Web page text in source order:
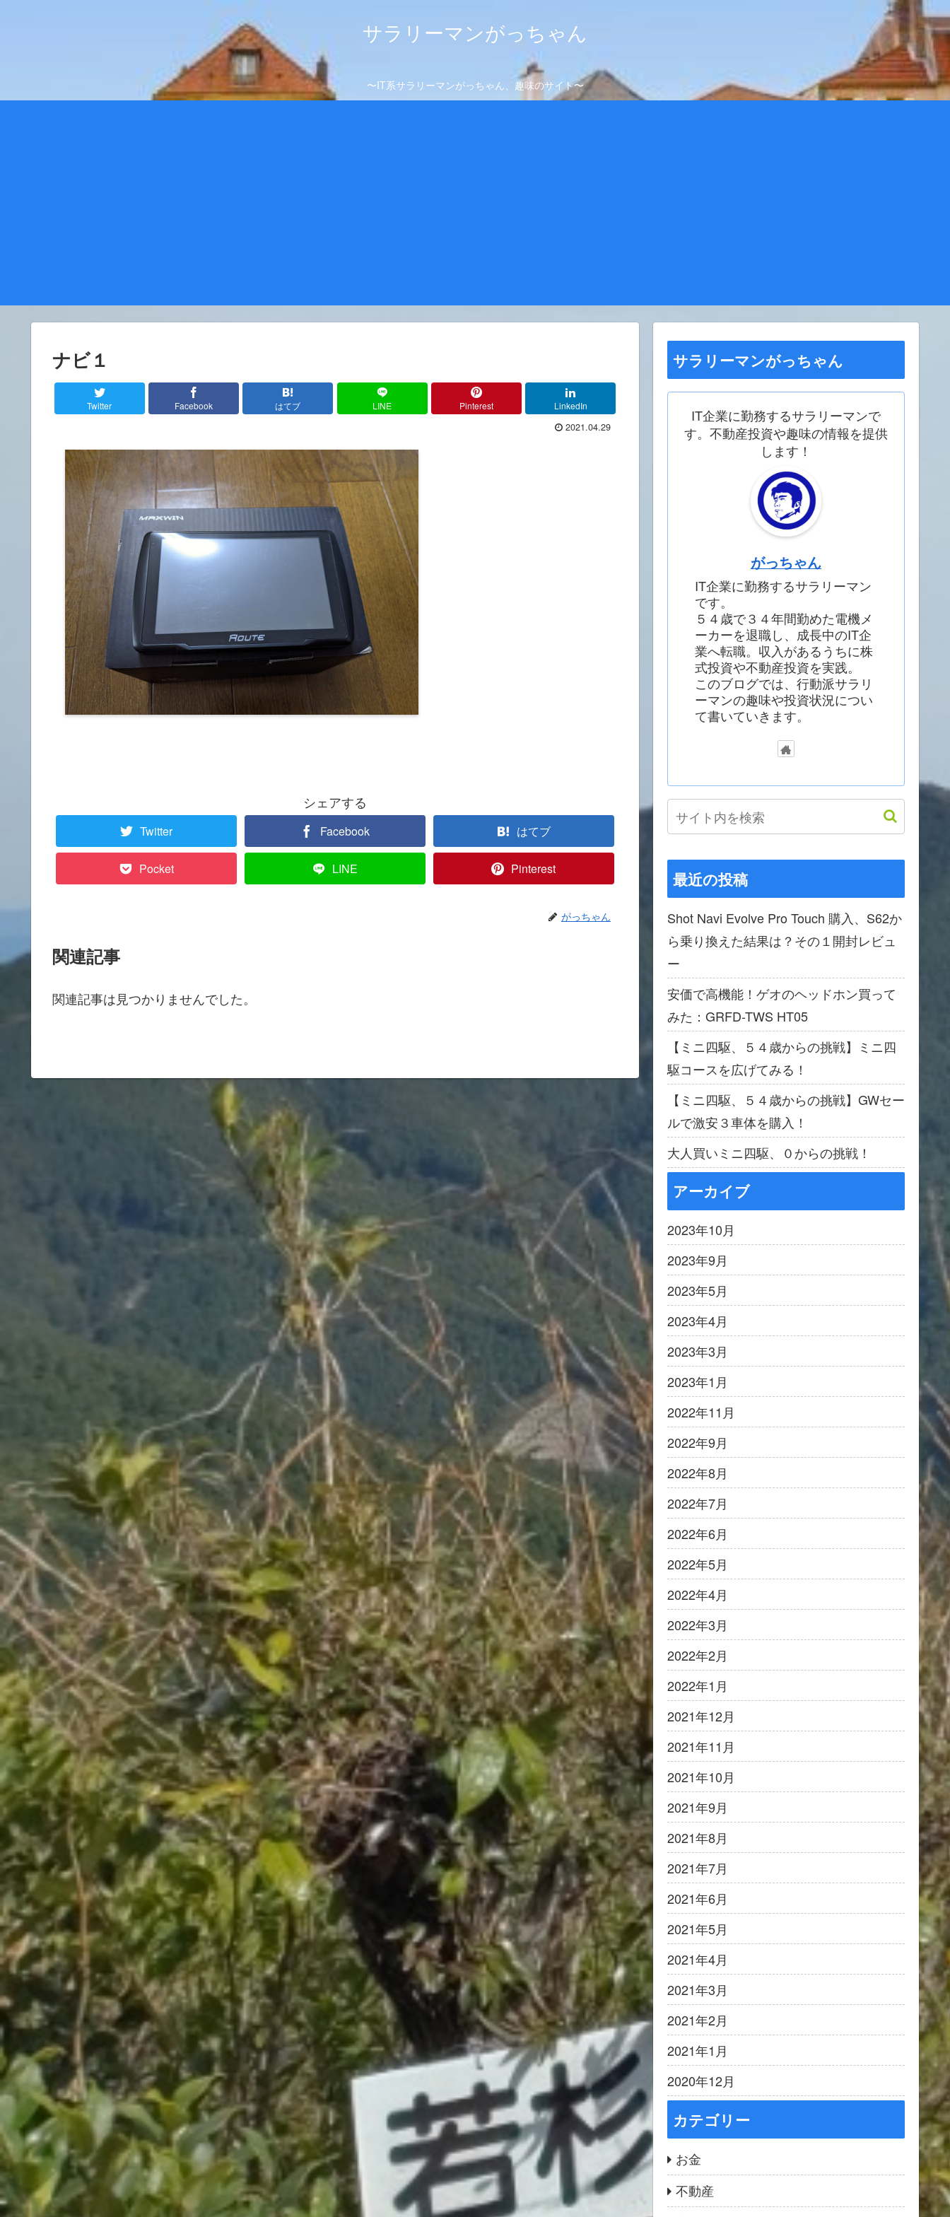
サラリーマンがっちゃん
〜IT系サラリーマンがっちゃん、趣味のサイト〜
ナビ１
Twitter Facebook はてブ LINE Pinterest LinkedIn
2021.04.29
シェアする
Twitter Facebook はてブ
Pocket LINE Pinterest
がっちゃん
関連記事
関連記事は見つかりませんでした。
サラリーマンがっちゃん
IT企業に勤務するサラリーマンで
す。不動産投資や趣味の情報を提供
します！
がっちゃん
IT企業に勤務するサラリーマン
です。
５４歳で３４年間勤めた電機メ
ーカーを退職し、成長中のIT企
業へ転職。収入があるうちに株
式投資や不動産投資を実践。
このブログでは、行動派サラリ
ーマンの趣味や投資状況につい
て書いていきます。
最近の投稿
Shot Navi Evolve Pro Touch 購入、S62か
ら乗り換えた結果は？その１開封レビュ
ー
安価で高機能！ゲオのヘッドホン買って
みた：GRFD-TWS HT05
【ミニ四駆、５４歳からの挑戦】ミニ四
駆コースを広げてみる！
【ミニ四駆、５４歳からの挑戦】GWセー
ルで激安３車体を購入！
大人買いミニ四駆、０からの挑戦！
アーカイブ
2023年10月
2023年9月
2023年5月
2023年4月
2023年3月
2023年1月
2022年11月
2022年9月
2022年8月
2022年7月
2022年6月
2022年5月
2022年4月
2022年3月
2022年2月
2022年1月
2021年12月
2021年11月
2021年10月
2021年9月
2021年8月
2021年7月
2021年6月
2021年5月
2021年4月
2021年3月
2021年2月
2021年1月
2020年12月
カテゴリー
お金
不動産